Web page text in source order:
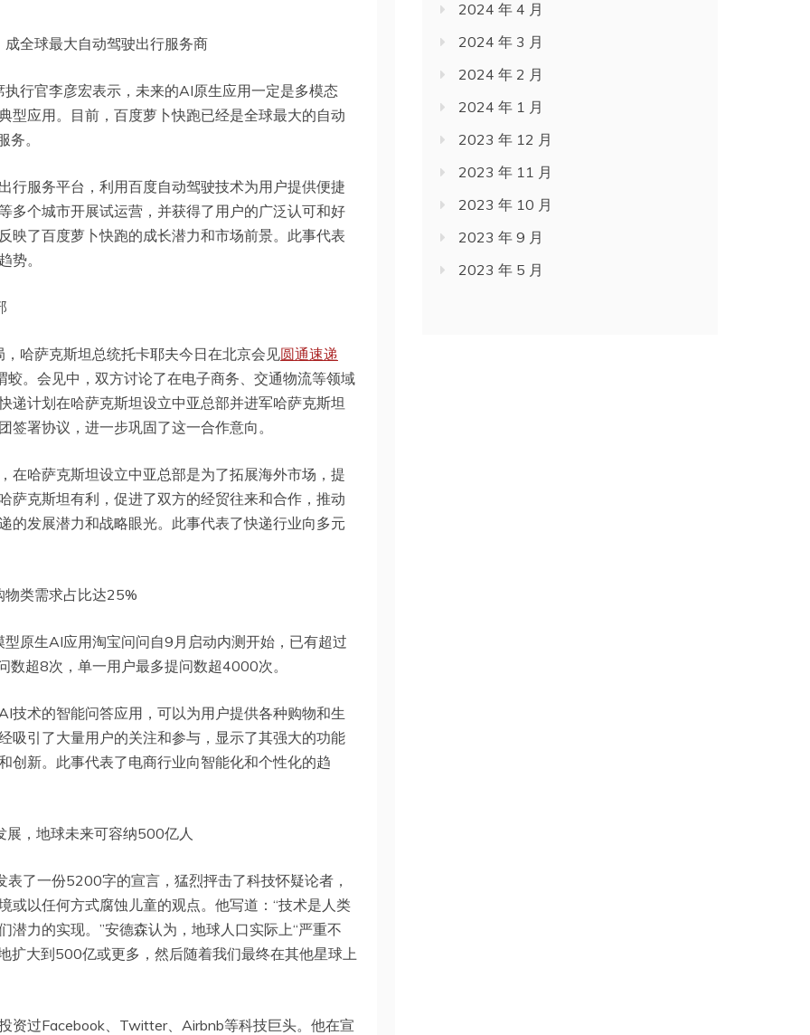
全球最大自动驾驶出行服务商
行官李彦宏表示，未来的AI原生应用一定是多模态
型应用。目前，百度萝卜快跑已经是全球最大的自动
。
行服务平台，利用百度自动驾驶技术为用户提供便捷
多个城市开展试运营，并获得了用户的广泛认可和好
映了百度萝卜快跑的成长潜力和市场前景。此事代表
势。
哈萨克斯坦总统托卡耶夫今日在北京会见圆通速递
。会见中，双方讨论了在电子商务、交通物流等领域
递计划在哈萨克斯坦设立中亚总部并进军哈萨克斯坦
署协议，进一步巩固了这一合作意向。
在哈萨克斯坦设立中亚总部是为了拓展海外市场，提
萨克斯坦有利，促进了双方的经贸往来和合作，推动
的发展潜力和战略眼光。此事代表了快递行业向多元
类需求占比达25%
原生AI应用淘宝问问自9月启动内测开始，已有超过
超8次，单一用户最多提问数超4000次。
技术的智能问答应用，可以为用户提供各种购物和生
吸引了大量用户的关注和参与，显示了其强大的功能
创新。此事代表了电商行业向智能化和个性化的趋
，地球未来可容纳500亿人
了一份5200字的宣言，猛烈抨击了科技怀疑论者，
或以任何方式腐蚀儿童的观点。他写道：“技术是人类
力的实现。”安德森认为，地球人口实际上“严重不
扩大到500亿或更多，然后随着我们最终在其他星球上
资过Facebook、Twitter、Airbnb等科技巨头。他在宣
2024 年 4 月
2024 年 3 月
2024 年 2 月
2024 年 1 月
2023 年 12 月
2023 年 11 月
2023 年 10 月
2023 年 9 月
2023 年 5 月